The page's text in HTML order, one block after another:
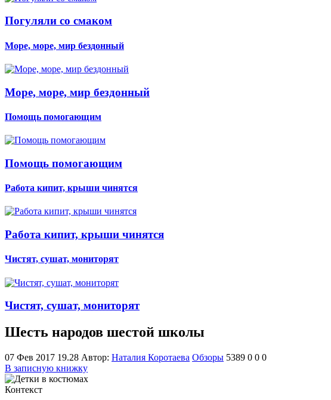
Погуляли со смаком
Море, море, мир бездонный
Море, море, мир бездонный
Помощь помогающим
Помощь помогающим
Работа кипит, крыши чинятся
Работа кипит, крыши чинятся
Чистят, сушат, мониторят
Чистят, сушат, мониторят
Шесть народов шестой школы
07 Фев 2017 19.28 Автор: Наталия Коротаева Обзоры 5389 0 0 0
В записную книжку
Контекст